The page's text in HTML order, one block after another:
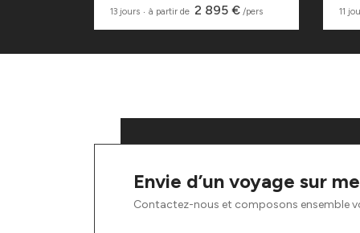
13 jours ‧ à partir de 2 895 € /pers 11
Envie d’un voyage sur
Contactez-nous et composons ensemble